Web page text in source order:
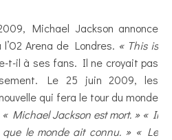
Michael Jackson annonce
Arena de Londres. « This is
t-il à ses fans. Il ne croyait pas
Le 25 juin 2009, les
qui fera le tour du monde
« Michael Jackson est mort. » « Il
le monde ait connu. » « Le